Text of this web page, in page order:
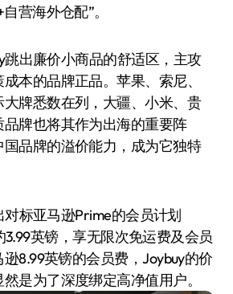
营海外仓配”。
跳出廉价小商品的舒适区，主攻
本的品牌正品。苹果、索尼、
牌悉数在列，大疆、小米、贵
牌也将其作为出海的重要阵
品牌的溢价能力，成为它独特
对标亚马逊Prime的会员计划
3.99英镑，享无限次免运费及会员
8.99英镑的会员费，Joybuy的价
是为了深度绑定高净值用户。